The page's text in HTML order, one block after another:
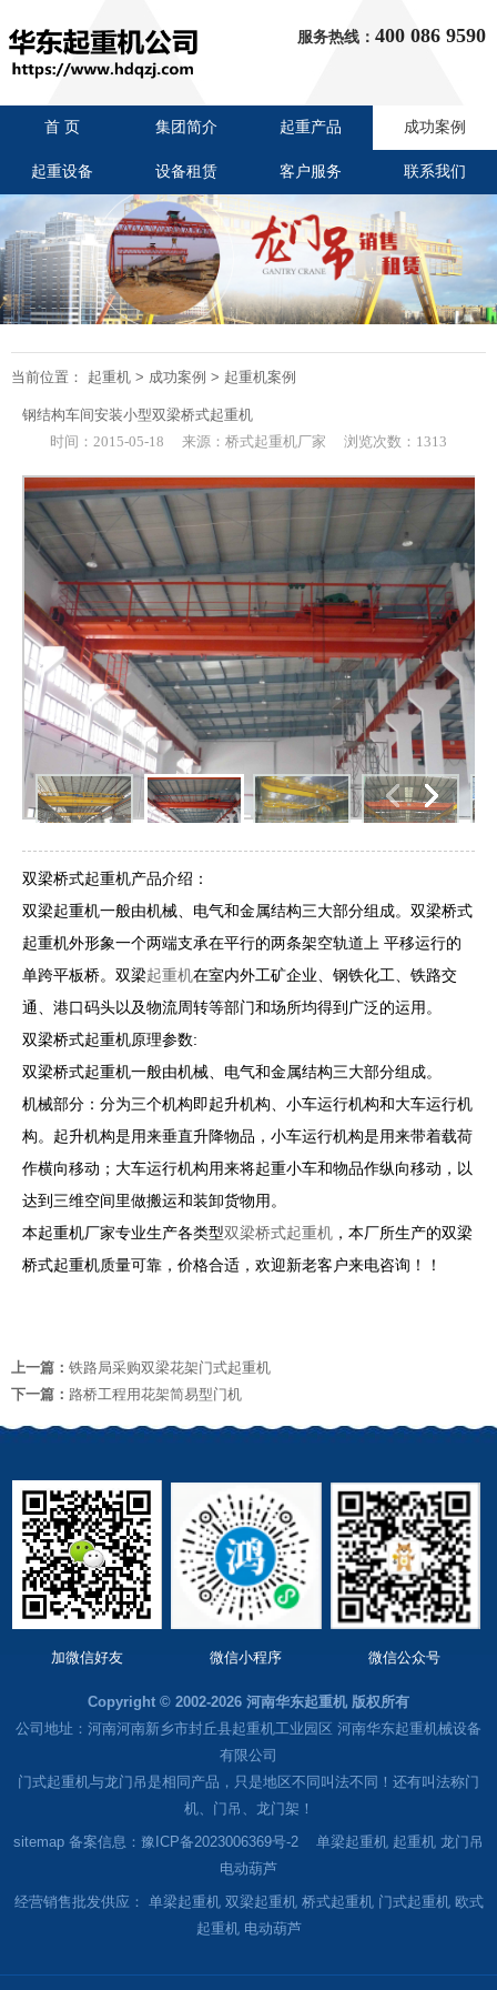
服务热线： 400 086 9590
首 页 集团简介 起重产品 成功案例
起重设备 设备租赁 客户服务 联系我们
当前位置： 起重机 > 成功案例 > 起重机案例
钢结构车间安装小型双梁桥式起重机
时间：2015-05-18
来源：桥式起重机厂家 浏览次数：1313
双梁桥式起重机产品介绍：
双梁起重机一般由机械、电气和金属结构三大部分组成。双梁桥式
起重机外形象一个两端支承在平行的两条架空轨道上 平移运行的
单跨平板桥。双梁起重机在室内外工矿企业、钢铁化工、铁路交
通、港口码头以及物流周转等部门和场所均得到广泛的运用。
双梁桥式起重机原理参数:
双梁桥式起重机一般由机械、电气和金属结构三大部分组成。
机械部分：分为三个机构即起升机构、小车运行机构和大车运行机
构。起升机构是用来垂直升降物品，小车运行机构是用来带着载荷
作横向移动；大车运行机构用来将起重小车和物品作纵向移动，以
达到三维空间里做搬运和装卸货物用。
本起重机厂家专业生产各类型双梁桥式起重机 ，本厂所生产的双梁
桥式起重机质量可靠，价格合适，欢迎新老客户来电咨询！！
上一篇： 铁路局采购双梁花架门式起重机
下一篇： 路桥工程用花架简易型门机
加微信好友 微信小程序 微信公众号
Copyright © 2002-2026 河南华东起重机 版权所有
公司地址：河南河南新乡市封丘县起重机工业园区 河南华东起重机械设备
有限公司
门式起重机与龙门吊是相同产品，只是地区不同叫法不同！还有叫法称门
机、门吊、龙门架！
sitemap 备案信息：豫ICP备2023006369号-2 单梁起重机 起重机 龙门吊
电动葫芦
经营销售批发供应： 单梁起重机 双梁起重机 桥式起重机 门式起重机 欧式
起重机 电动葫芦